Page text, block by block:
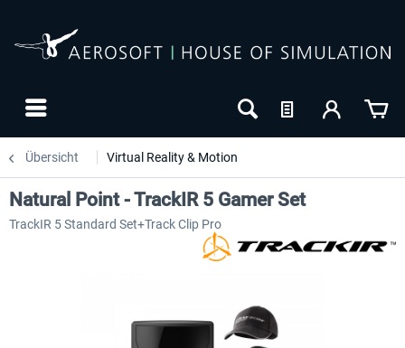
Übersicht Virtual Reality & Motion
Natural Point - TrackIR 5 Gamer Set
TrackIR 5 Standard Set+Track Clip Pro